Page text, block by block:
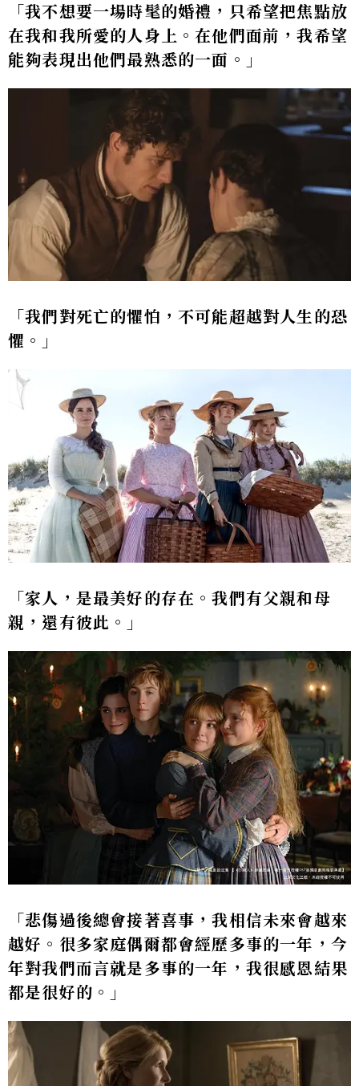
「我不想要一場時髦的婚禮，只希望把焦點放
在我和我所愛的人身上。在他們面前，我希望
能夠表現出他們最熟悉的一面。」
「我們對死亡的懼怕，不可能超越對人生的恐
懼。」
「家人，是最美好的存在。我們有父親和母
親，還有彼此。」
「悲傷過後總會接著喜事，我相信未來會越來
越好。很多家庭偶爾都會經歷多事的一年，今
年對我們而言就是多事的一年，我很感恩結果
都是很好的。」